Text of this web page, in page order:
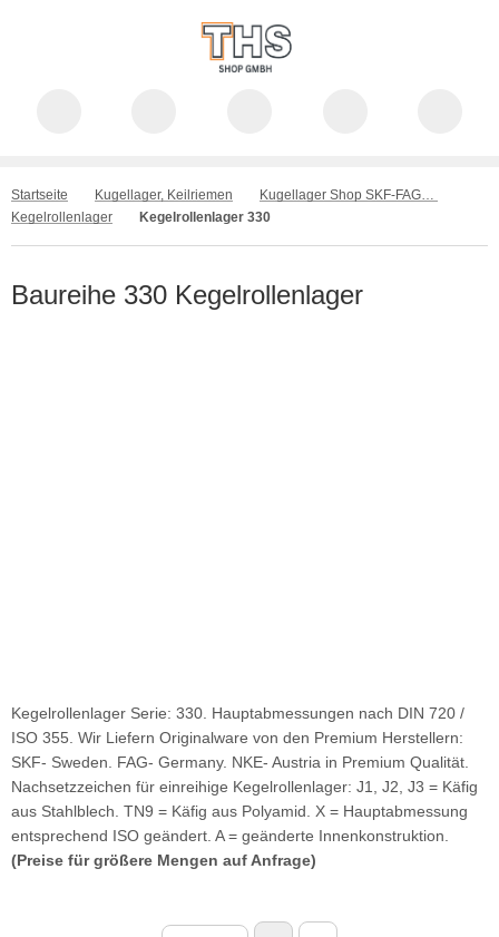
Startseite Kugellager, Keilriemen
Kugellager Shop SKF-FAG-INA-GMN-NKE
Kegelrollenlager
Kegelrollenlager 330
Baureihe 330 Kegelrollenlager
Kegelrollenlager Serie: 330. Hauptabmessungen nach DIN 720 /
ISO 355. Wir Liefern Originalware von den Premium Herstellern:
SKF- Sweden. FAG- Germany. NKE- Austria in Premium Qualität.
Nachsetzzeichen für einreihige Kegelrollenlager: J1, J2, J3 = Käfig
aus Stahlblech. TN9 = Käfig aus Polyamid. X = Hauptabmessung
entsprechend ISO geändert. A = geänderte Innenkonstruktion.
(Preise für größere Mengen auf Anfrage)